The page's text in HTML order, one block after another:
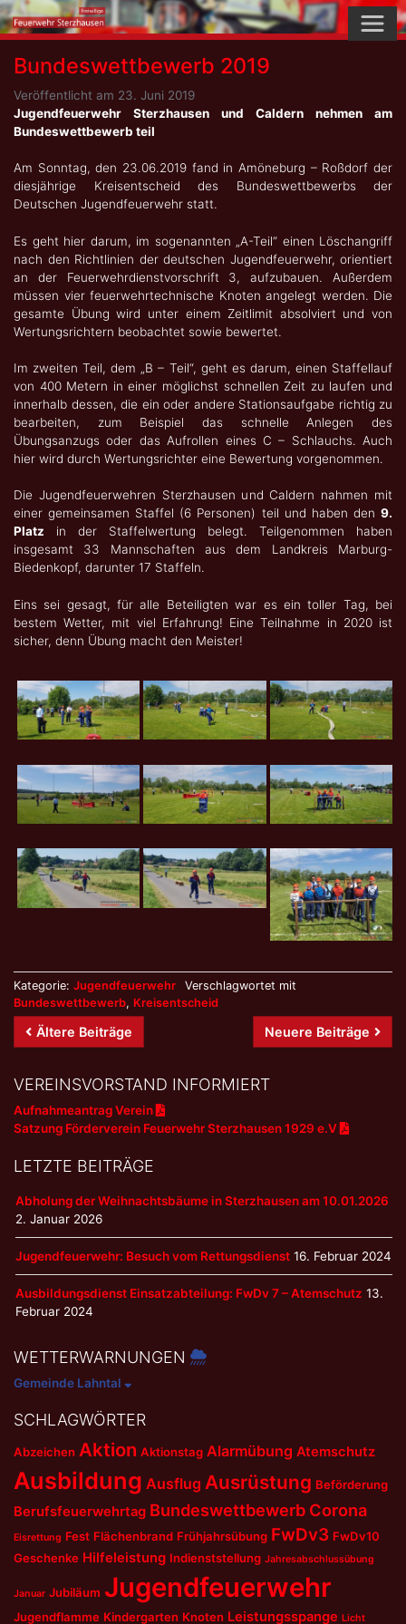
Skip
to
content
Bundeswettbewerb 2019
Veröffentlicht am 23. Juni 2019
Jugendfeuerwehr Sterzhausen und Caldern nehmen am
Bundeswettbewerb teil
Am Sonntag, den 23.06.2019 fand in Amöneburg – Roßdorf der
diesjährige Kreisentscheid des Bundeswettbewerbs der
Deutschen Jugendfeuerwehr statt.
Es geht hier darum, im sogenannten „A-Teil“ einen Löschangriff
nach den Richtlinien der deutschen Jugendfeuerwehr, orientiert
an der Feuerwehrdienstvorschrift 3, aufzubauen. Außerdem
müssen vier feuerwehrtechnische Knoten angelegt werden. Die
gesamte Übung wird unter einem Zeitlimit absolviert und von
Wertungsrichtern beobachtet sowie bewertet.
Im zweiten Teil, dem „B – Teil“, geht es darum, einen Staffellauf
von 400 Metern in einer möglichst schnellen Zeit zu laufen und
innerhalb dessen, die ein oder andere Stationsaufgabe richtig zu
bearbeiten, zum Beispiel das schnelle Anlegen des
Übungsanzugs oder das Aufrollen eines C – Schlauchs. Auch
hier wird durch Wertungsrichter eine Bewertung vorgenommen.
Die Jugendfeuerwehren Sterzhausen und Caldern nahmen mit
einer gemeinsamen Staffel (6 Personen) teil und haben den 9.
Platz in der Staffelwertung belegt. Teilgenommen haben
insgesamt 33 Mannschaften aus dem Landkreis Marburg-
Biedenkopf, darunter 17 Staffeln.
Eins sei gesagt, für alle Beteiligten war es ein toller Tag, bei
bestem Wetter, mit viel Erfahrung! Eine Teilnahme in 2020 ist
sicher, denn Übung macht den Meister!
Kategorie: Jugendfeuerwehr
Verschlagwortet mit
Bundeswettbewerb, Kreisentscheid
Beitrags-
Navigation
Ältere Beiträge Neuere Beiträge
VEREINSVORSTAND INFORMIERT
Aufnahmeantrag Verein
Satzung Förderverein Feuerwehr Sterzhausen 1929 e.V
LETZTE BEITRÄGE
Abholung der Weihnachtsbäume in Sterzhausen am 10.01.2026
2. Januar 2026
Jugendfeuerwehr: Besuch vom Rettungsdienst 16. Februar 2024
Ausbildungsdienst Einsatzabteilung: FwDv 7 – Atemschutz 13.
Februar 2024
WETTERWARNUNGEN
Gemeinde Lahntal
SCHLAGWÖRTER
Abzeichen Aktion Aktionstag Alarmübung Atemschutz
Ausbildung Ausflug Ausrüstung Beförderung
Berufsfeuerwehrtag Bundeswettbewerb Corona
Eisrettung Fest Flächenbrand Frühjahrsübung FwDv3 FwDv10
Geschenke Hilfeleistung Indienststellung Jahresabschlussübung
Januar Jubiläum Jugendfeuerwehr
Jugendflamme Kindergarten Knoten Leistungsspange Licht